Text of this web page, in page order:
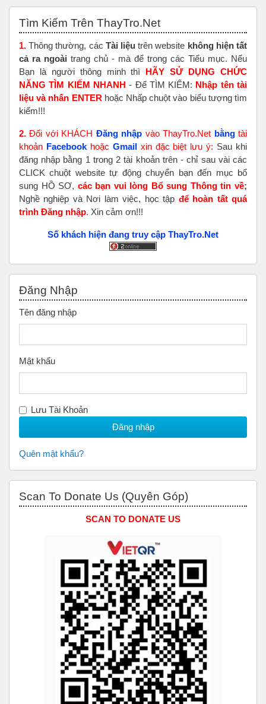
Tìm Kiếm Trên ThayTro.Net
1. Thông thường, các Tài liệu trên website không hiện tất
cả ra ngoài trang chủ - mà để trong các Tiểu mục. Nếu
Bạn là người thông minh thì HÃY SỬ DỤNG CHỨC
NĂNG TÌM KIẾM NHANH - Để TÌM KIẾM: Nhập tên tài
liệu và nhấn ENTER hoặc Nhấp chuột vào biểu tượng tìm
kiếm!!!
2. Đối với KHÁCH Đăng nhập vào ThayTro.Net bằngtài
khoản Facebook hoặc Gmailxin đặc biệt lưu ý: Sau khi
đăng nhập bằng 1 trong 2 tài khoản trên - chỉ sau vài các
CLICK chuột website tự động chuyển bạn đến mục bổ
sung HỒ SƠ, các bạn vui lòng Bổ sung Thông tin về;
Nghề nghiệp và Nơi làm việc, học tập để hoàn tấtquá
trình Đăng nhập. Xin cảm ơn!!!
Số khách hiện đang truy cập ThayTro.Net
Đăng Nhập
Tên đăng nhập
Mật khẩu
Lưu Tài Khoản
Quên mật khẩu?
Scan To Donate Us (Quyên Góp)
SCAN TO DONATE US